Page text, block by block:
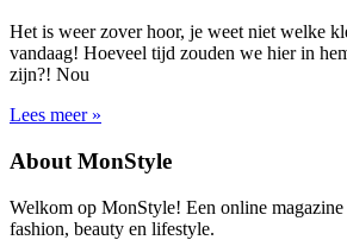
Het is weer zover hoor, je weet niet welke
vandaag! Hoeveel tijd zouden we hier in
zijn?! Nou
Lees meer »
About MonStyle
Welkom op MonStyle! Een online magazine
fashion, beauty en lifestyle.